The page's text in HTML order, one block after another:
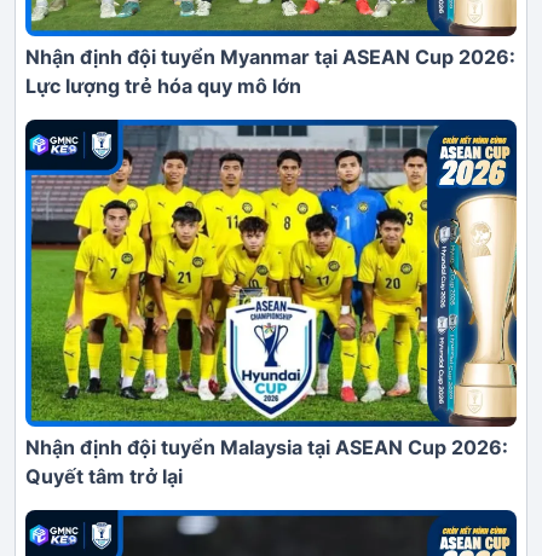
Nhận định đội tuyển Myanmar tại ASEAN Cup 2026:
Lực lượng trẻ hóa quy mô lớn
Nhận định đội tuyển Malaysia tại ASEAN Cup 2026:
Quyết tâm trở lại